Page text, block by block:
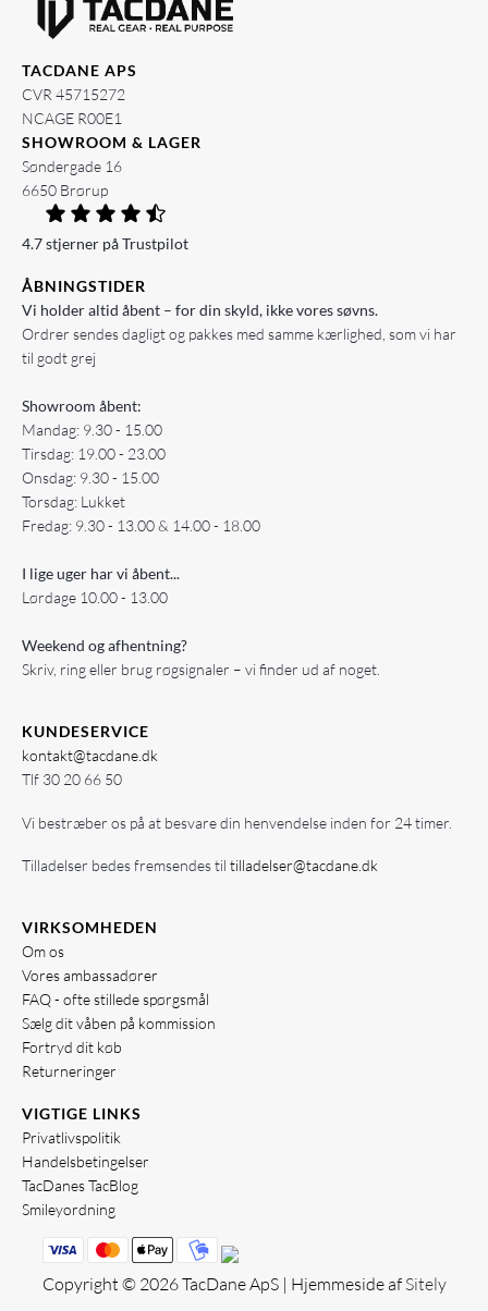
TACDANE APS
CVR 45715272
NCAGE R00E1
SHOWROOM & LAGER
Søndergade 16
6650 Brørup
4.7 stjerner på Trustpilot
ÅBNINGSTIDER
Vi holder altid åbent – for din skyld, ikke vores søvns.
Ordrer sendes dagligt og pakkes med samme kærlighed, som vi har
til godt grej
Showroom åbent:
Mandag: 9.30 - 15.00
Tirsdag: 19.00 - 23.00
Onsdag: 9.30 - 15.00
Torsdag: Lukket
Fredag: 9.30 - 13.00 & 14.00 - 18.00
I lige uger har vi åbent...
Lørdage 10.00 - 13.00
Weekend og afhentning?
Skriv, ring eller brug røgsignaler – vi finder ud af noget.
KUNDESERVICE
kontakt@tacdane.dk
Tlf 30 20 66 50
Vi bestræber os på at besvare din henvendelse inden for 24 timer.
Tilladelser bedes fremsendes til tilladelser@tacdane.dk
VIRKSOMHEDEN
Om os
Vores ambassadører
FAQ - ofte stillede spørgsmål
Sælg dit våben på kommission
Fortryd dit køb
Returneringer
VIGTIGE LINKS
Privatlivspolitik
Handelsbetingelser
TacDanes TacBlog
Smileyordning
Copyright © 2026 TacDane ApS | Hjemmeside af Sitely